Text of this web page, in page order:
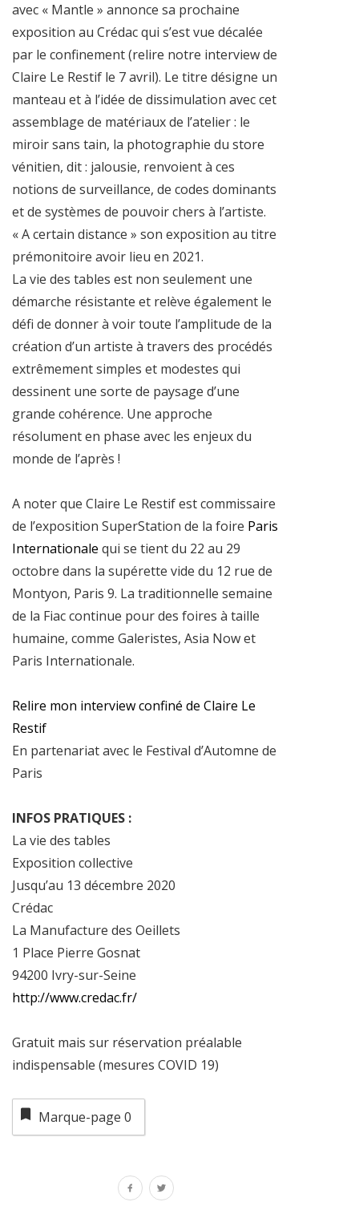
avec « Mantle » annonce sa prochaine
exposition au Crédac qui s’est vue décalée
par le confinement (relire notre interview de
Claire Le Restif le 7 avril). Le titre désigne un
manteau et à l’idée de dissimulation avec cet
assemblage de matériaux de l’atelier : le
miroir sans tain, la photographie du store
vénitien, dit : jalousie, renvoient à ces
notions de surveillance, de codes dominants
et de systèmes de pouvoir chers à l’artiste.
« A certain distance » son exposition au titre
prémonitoire avoir lieu en 2021.
La vie des tables est non seulement une
démarche résistante et relève également le
défi de donner à voir toute l’amplitude de la
création d’un artiste à travers des procédés
extrêmement simples et modestes qui
dessinent une sorte de paysage d’une
grande cohérence. Une approche
résolument en phase avec les enjeux du
monde de l’après !
A noter que Claire Le Restif est commissaire
de l’exposition SuperStation de la foire Paris
Internationale qui se tient du 22 au 29
octobre dans la supérette vide du 12 rue de
Montyon, Paris 9. La traditionnelle semaine
de la Fiac continue pour des foires à taille
humaine, comme Galeristes, Asia Now et
Paris Internationale.
Relire mon interview confiné de Claire Le
Restif
En partenariat avec le Festival d’Automne de
Paris
INFOS PRATIQUES :
La vie des tables
Exposition collective
Jusqu’au 13 décembre 2020
Crédac
La Manufacture des Oeillets
1 Place Pierre Gosnat
94200 Ivry-sur-Seine
http://www.credac.fr/
Gratuit mais sur réservation préalable
indispensable (mesures COVID 19)
Marque-page 0